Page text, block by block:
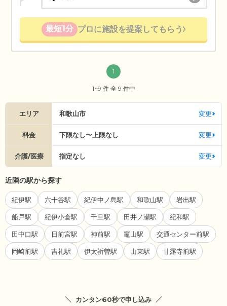
最短1分 プロに施設を提案してもらう
1
1~9 件 全 9 件中
エリア 和歌山市 変更
料金 下限なし〜上限なし 変更
介護/医療 指定なし 変更
近隣の駅から探す
紀伊駅 六十谷駅 紀伊中ノ島駅 和歌山駅 岩出駅
船戸駅 紀伊小倉駅 千旦駅 田井ノ瀬駅 紀和駅
田中口駅 日前宮駅 神前駅 竈山駅 交通センター前駅
岡崎前駅 吉礼駅 伊太祈曽駅 山東駅 甘露寺前駅
カンタン60秒で申し込み